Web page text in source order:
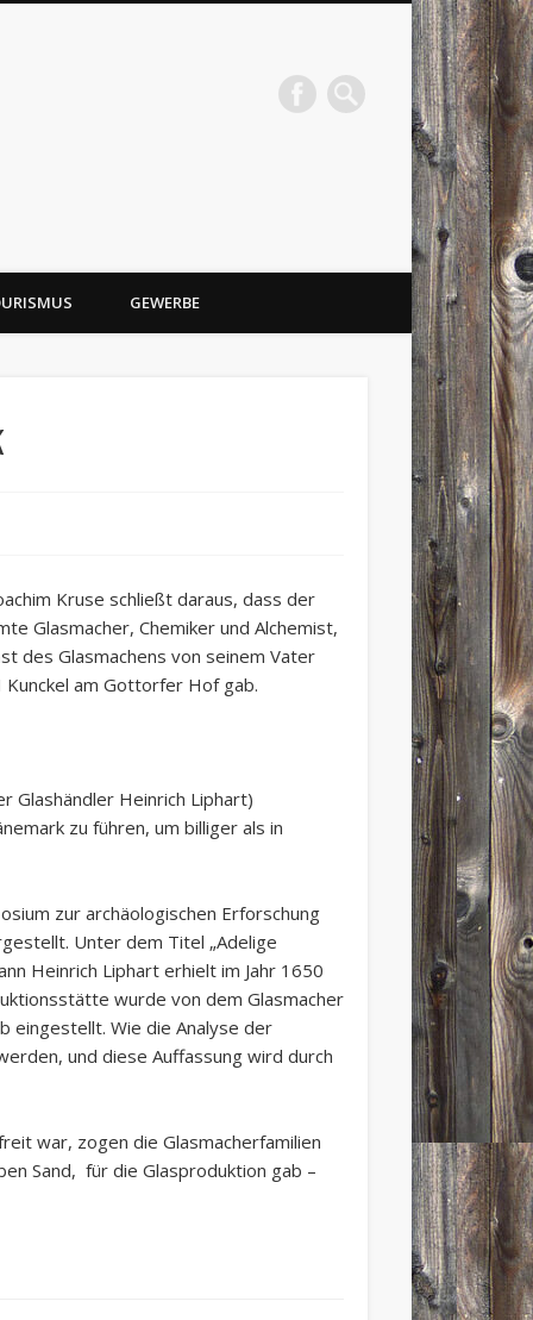
GEWERBE
Kruse schließt daraus, dass der
Glasmacher, Chemiker und Alchemist,
des Glasmachens von seinem Vater
am Gottorfer Hof gab.
Glashändler Heinrich Liphart)
zu führen, um billiger als in
zur archäologischen Erforschung
Unter dem Titel „Adelige
Heinrich Liphart erhielt im Jahr 1650
wurde von dem Glasmacher
eingestellt. Wie die Analyse der
und diese Auffassung wird durch
war, zogen die Glasmacherfamilien
Sand, für die Glasproduktion gab –